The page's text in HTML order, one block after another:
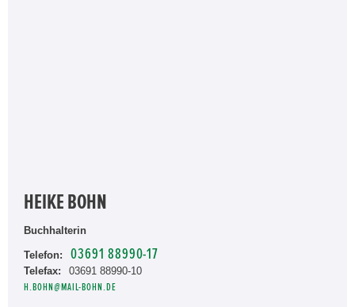
HEIKE BOHN
Buchhalterin
Telefon: 03691 88990-17
Telefax: 03691 88990-10
H.BOHN@MAIL-BOHN.DE